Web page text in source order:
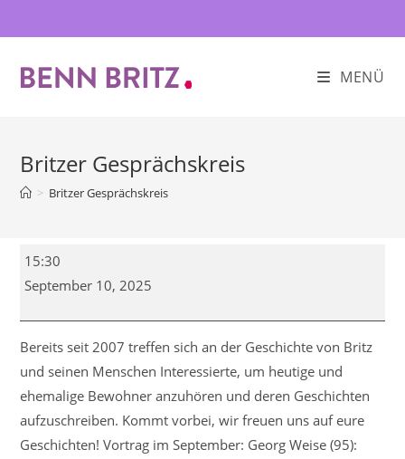
Inhalt
MENÜ
Britzer Gesprächskreis
> Britzer Gesprächskreis
Britzer
Gesprächskreis
15:30
September 10, 2025
Bereits seit 2007 treffen sich an der Geschichte von Britz
und seinen Menschen Interessierte, um heutige und
ehemalige Bewohner anzuhören und deren Geschichten
aufzuschreiben. Kommt vorbei, wir freuen uns auf eure
Geschichten! Vortrag im September: Georg Weise (95):